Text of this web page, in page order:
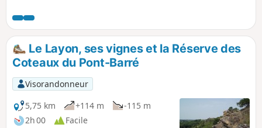
Le Layon, ses vignes et la Réserve des
Coteaux du Pont-Barré
Visorandonneur
5,75 km
+114 m
-115 m
2h 00
Facile